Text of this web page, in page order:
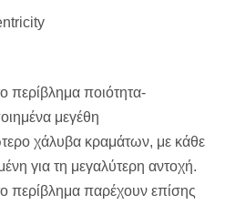
περίβλημα ποιότητα-
μεγέθη
χάλυβα κραμάτων, με κάθε
για τη μεγαλύτερη αντοχή.
περίβλημα παρέχουν επίσης